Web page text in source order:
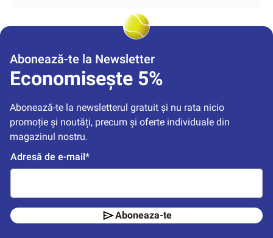
Abonează-te la Newsletter
Economisește 5%
Abonează-te la newsletterul gratuit și nu rata nicio
promoție și noutăți, precum și oferte individuale din
magazinul nostru.
Adresă de e-mail*
Aboneaza-te